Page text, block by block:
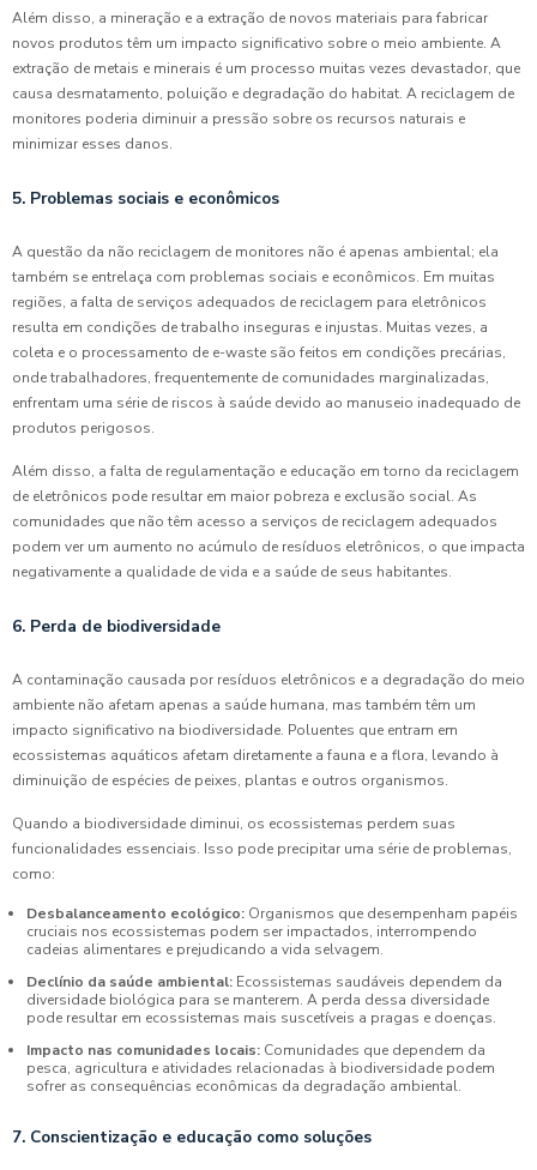
Além disso, a mineração e a extração de novos materiais para fabricar
novos produtos têm um impacto significativo sobre o meio ambiente. A
extração de metais e minerais é um processo muitas vezes devastador, que
causa desmatamento, poluição e degradação do habitat. A reciclagem de
monitores poderia diminuir a pressão sobre os recursos naturais e
minimizar esses danos.
5. Problemas sociais e econômicos
A questão da não reciclagem de monitores não é apenas ambiental; ela
também se entrelaça com problemas sociais e econômicos. Em muitas
regiões, a falta de serviços adequados de reciclagem para eletrônicos
resulta em condições de trabalho inseguras e injustas. Muitas vezes, a
coleta e o processamento de e-waste são feitos em condições precárias,
onde trabalhadores, frequentemente de comunidades marginalizadas,
enfrentam uma série de riscos à saúde devido ao manuseio inadequado de
produtos perigosos.
Além disso, a falta de regulamentação e educação em torno da reciclagem
de eletrônicos pode resultar em maior pobreza e exclusão social. As
comunidades que não têm acesso a serviços de reciclagem adequados
podem ver um aumento no acúmulo de resíduos eletrônicos, o que impacta
negativamente a qualidade de vida e a saúde de seus habitantes.
6. Perda de biodiversidade
A contaminação causada por resíduos eletrônicos e a degradação do meio
ambiente não afetam apenas a saúde humana, mas também têm um
impacto significativo na biodiversidade. Poluentes que entram em
ecossistemas aquáticos afetam diretamente a fauna e a flora, levando à
diminuição de espécies de peixes, plantas e outros organismos.
Quando a biodiversidade diminui, os ecossistemas perdem suas
funcionalidades essenciais. Isso pode precipitar uma série de problemas,
como:
Desbalanceamento ecológico: Organismos que desempenham papéis
cruciais nos ecossistemas podem ser impactados, interrompendo
cadeias alimentares e prejudicando a vida selvagem.
Declínio da saúde ambiental: Ecossistemas saudáveis dependem da
diversidade biológica para se manterem. A perda dessa diversidade
pode resultar em ecossistemas mais suscetíveis a pragas e doenças.
Impacto nas comunidades locais: Comunidades que dependem da
pesca, agricultura e atividades relacionadas à biodiversidade podem
sofrer as consequências econômicas da degradação ambiental.
7. Conscientização e educação como soluções